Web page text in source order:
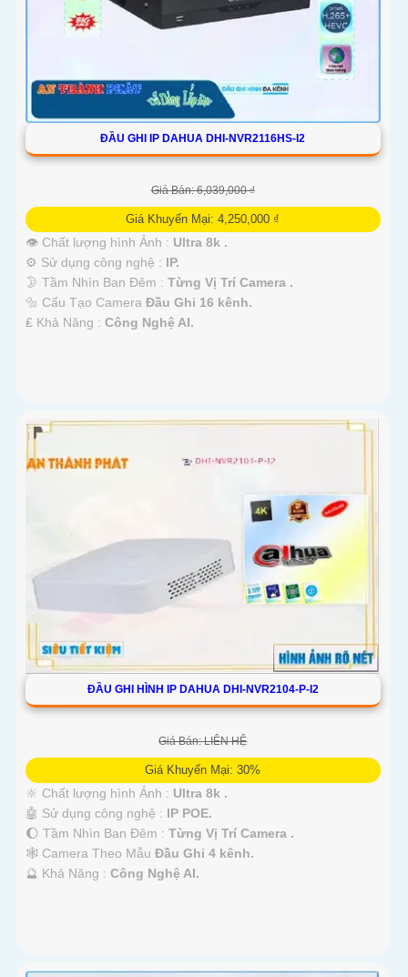
ĐẦU GHI IP DAHUA DHI-NVR2116HS-I2
Giá Bán: 6,039,000 ₫
Giá Khuyến Mại: 4,250,000 ₫
👁 Chất lượng hình Ảnh : Ultra 8k .
⚙ Sử dụng công nghệ : IP.
🌛 Tầm Nhìn Ban Đêm : Từng Vị Trí Camera .
🔩 Cấu Tạo Camera Đầu Ghi 16 kênh.
️₤ Khả Năng : Công Nghệ AI.
ĐẦU GHI HÌNH IP DAHUA DHI-NVR2104-P-I2
Giá Bán: LIÊN HỆ
Giá Khuyến Mại: 30%
🔆 Chất lượng hình Ảnh : Ultra 8k .
🤖️ Sử dụng công nghệ : IP POE.
🌔 Tầm Nhìn Ban Đêm : Từng Vị Trí Camera .
🕸️ Camera Theo Mẫu Đầu Ghi 4 kênh.
️🔮 Khả Năng : Công Nghệ AI.